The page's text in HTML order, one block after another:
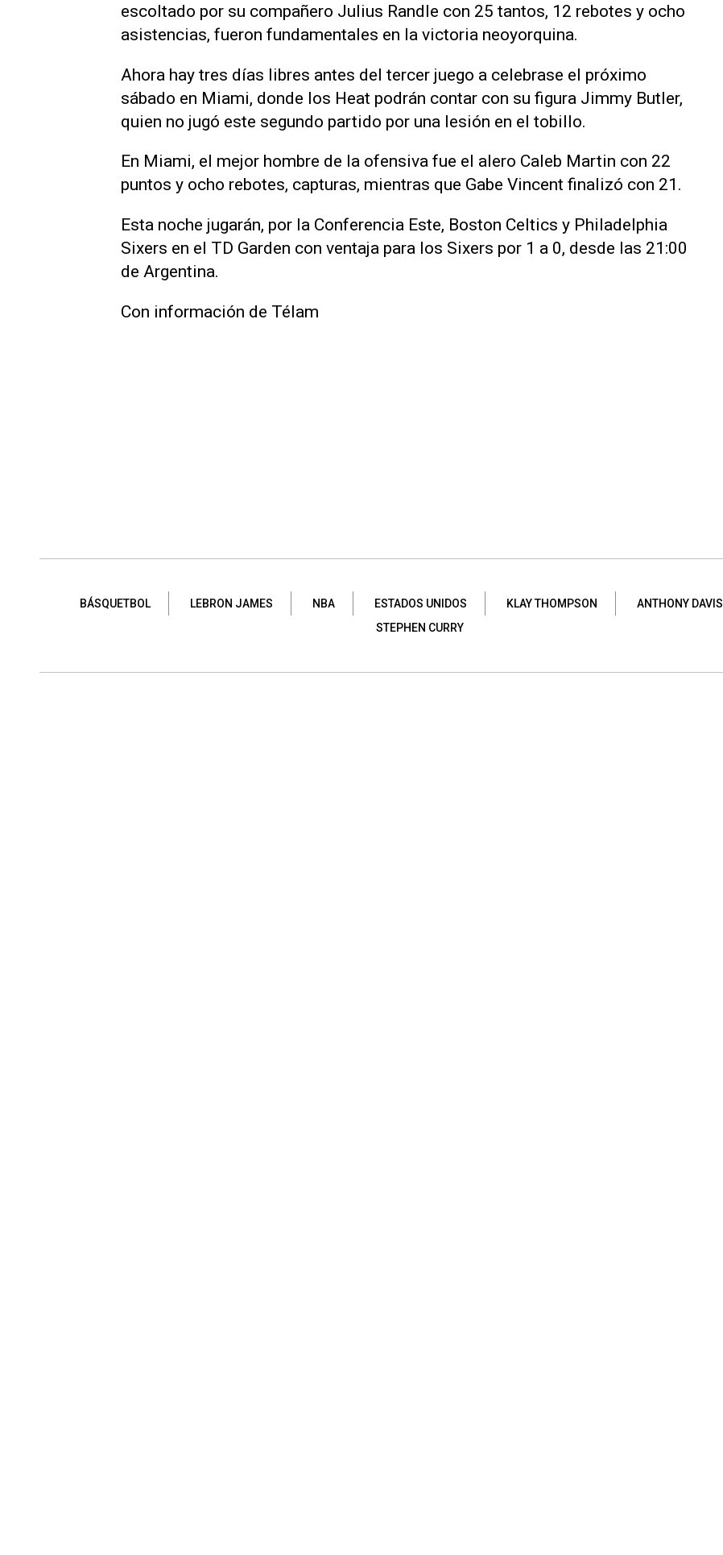
escoltado por su compañero Julius Randle con 25 tantos, 12 rebotes y ocho
asistencias, fueron fundamentales en la victoria neoyorquina.
Ahora hay tres días libres antes del tercer juego a celebrase el próximo
sábado en Miami, donde los Heat podrán contar con su figura Jimmy Butler,
quien no jugó este segundo partido por una lesión en el tobillo.
En Miami, el mejor hombre de la ofensiva fue el alero Caleb Martin con 22
puntos y ocho rebotes, capturas, mientras que Gabe Vincent finalizó con 21.
Esta noche jugarán, por la Conferencia Este, Boston Celtics y Philadelphia
Sixers en el TD Garden con ventaja para los Sixers por 1 a 0, desde las 21:00
de Argentina.
Con información de Télam
BÁSQUETBOL LEBRON JAMES NBA ESTADOS UNIDOS KLAY THOMPSON
ANTHONY DAVIS
STEPHEN CURRY